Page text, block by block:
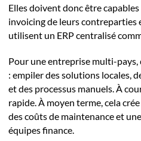
Elles doivent donc être capables
invoicing de leurs contreparties
utilisent un ERP centralisé
Pour une entreprise multi-
: empiler des solutions locales,
et des processus manuels. À
rapide. À moyen terme, cela
des coûts de maintenance et
équipes finance.